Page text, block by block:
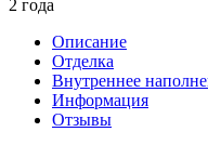
2 года
Описание
Отделка
Внутреннее
Информация
Отзывы